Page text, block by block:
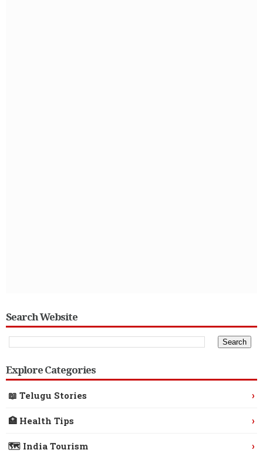
Search Website
Explore Categories
📖 Telugu Stories ›
🏥 Health Tips ›
🗺️ India Tourism ›